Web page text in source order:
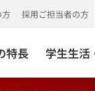
特長 学生生活
方 採用ご担当者の方